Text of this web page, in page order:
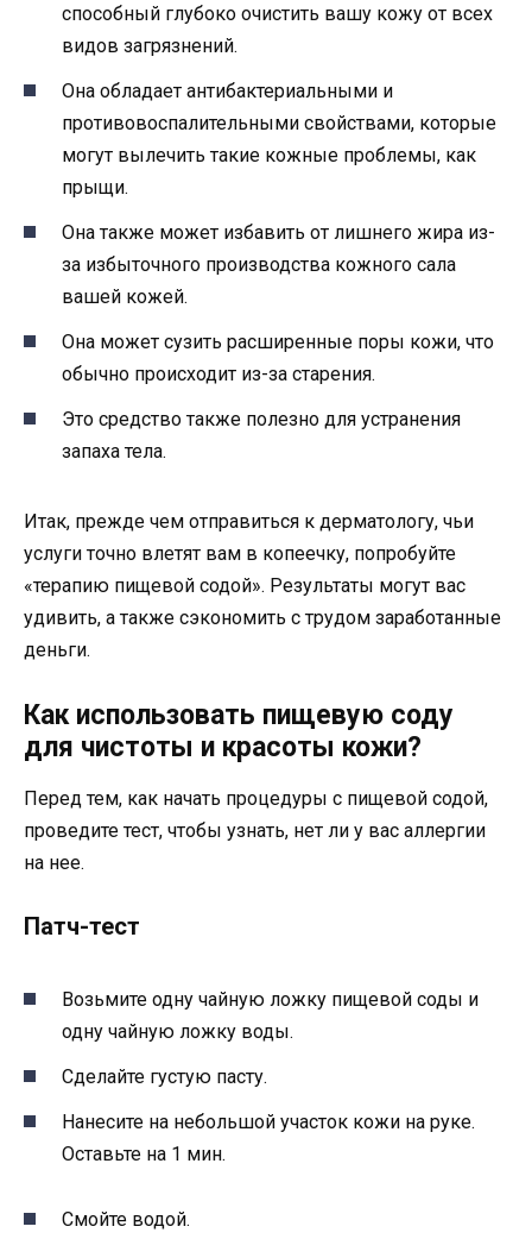
способный глубоко очистить вашу кожу от всех
видов загрязнений.
Она обладает антибактериальными и
противовоспалительными свойствами, которые
могут вылечить такие кожные проблемы, как
прыщи.
Она также может избавить от лишнего жира из-
за избыточного производства кожного сала
вашей кожей.
Она может сузить расширенные поры кожи, что
обычно происходит из-за старения.
Это средство также полезно для устранения
запаха тела.
Итак, прежде чем отправиться к дерматологу, чьи
услуги точно влетят вам в копеечку, попробуйте
«терапию пищевой содой». Результаты могут вас
удивить, а также сэкономить с трудом заработанные
деньги.
Как использовать пищевую соду
для чистоты и красоты кожи?
Перед тем, как начать процедуры с пищевой содой,
проведите тест, чтобы узнать, нет ли у вас аллергии
на нее.
Патч-тест
Возьмите одну чайную ложку пищевой соды и
одну чайную ложку воды.
Сделайте густую пасту.
Нанесите на небольшой участок кожи на руке.
Оставьте на 1 мин.
Смойте водой.